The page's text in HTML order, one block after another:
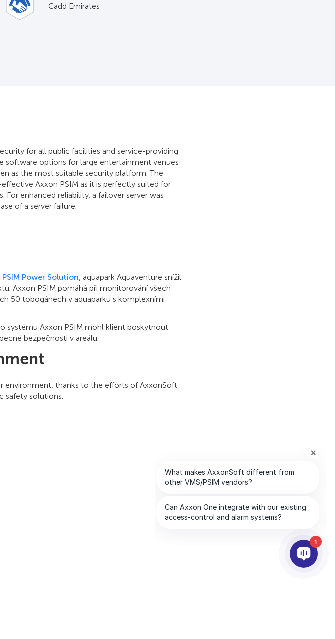
Cadd Emirates
for all public facilities and service-providing
software options for large entertainment venues
as the most suitable security platform. The
Axxon PSIM as it is perfectly suited for
For enhanced reliability, a failover server was
of a server failure.
PSIM Power Solution, aquapark Aquaventure snížil
Axxon PSIM pomáhá při monitorování všech
50 tobogánech v aquaparku s komplexními
systému Axxon PSIM mohl klient poskytnout
bezpečnosti v areálu.
environment, thanks to the efforts of AxxonSoft
safety solutions.
1